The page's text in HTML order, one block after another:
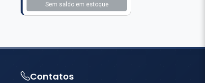
Sem saldo em estoque
Contatos